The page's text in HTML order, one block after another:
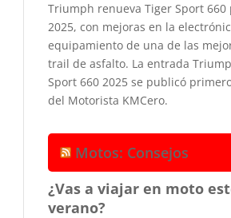
Triumph renueva Tiger Sport 660
2025, con mejoras en la
equipamiento de una de las
trail de asfalto. La entrada
Sport 660 2025 se publicó
del Motorista KMCero.
Motos: Consejos
¿Vas a viajar en moto
verano?